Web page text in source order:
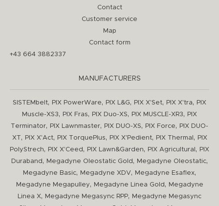
Contact
Customer service
Map
Contact form
+43 664 3882337
MANUFACTURERS
SISTEMbelt, PIX PowerWare, PIX L&G, PIX X'Set, PIX X'tra,
PIX
Muscle-XS3, PIX Fras, PIX Duo-XS, PIX MUSCLE-XR3,
PIX
Terminator, PIX Lawnmaster, PIX DUO-XS, PIX Force,
PIX DUO-
XT
, PIX X'Act, PIX TorquePlus, PIX X'Pedient, PIX Thermal ,
PIX
PolyStrech, PIX X'Ceed , PIX Lawn&Garden, PIX Agricultural ,
PIX
Duraband , Megadyne Oleostatic Gold , Megadyne Oleostatic,
Megadyne Basic, Megadyne XDV, Megadyne Esaflex,
Megadyne Megapulley, Megadyne Linea Gold ,
Megadyne
Linea X, Megadyne Megasync RPP,
Megadyne Megasync